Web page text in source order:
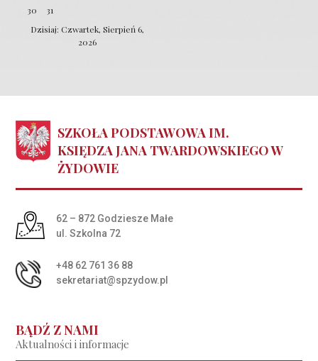
30
31
Dzisiaj: Czwartek, Sierpień 6,
2026
SZKOŁA PODSTAWOWA IM.
KSIĘDZA JANA TWARDOWSKIEGO W
ŻYDOWIE
Adres pocztowy:
62 – 872 Godziesze Małe
ul. Szkolna 72
+48 62 761 36 88
sekretariat@spzydow.pl
BĄDŹ Z NAMI
Aktualności i informacje